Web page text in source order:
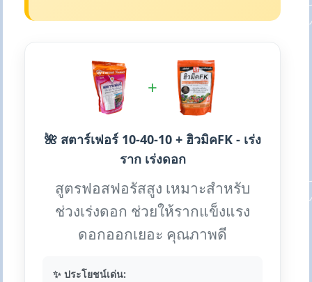
+
🌺 สตาร์เฟอร์ 10-40-10 + ฮิวมิคFK - เร่ง
ราก เร่งดอก
สูตรฟอสฟอรัสสูง เหมาะสำหรับ
ช่วงเร่งดอก ช่วยให้รากแข็งแรง
ดอกออกเยอะ คุณภาพดี
✨ ประโยชน์เด่น: